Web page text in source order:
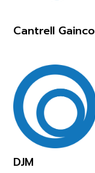
Cantrell Gainco
DJM